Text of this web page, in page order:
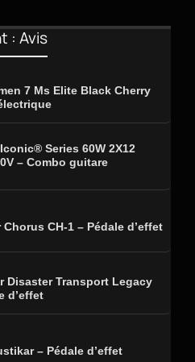
: Avis
7 Ms Elite Black Cherry
Series 60W 2X12
– Combo guitare
CH-1 – Pédale d’effet
Disaster Transport Legacy
d’effet
– Pédale d’effet